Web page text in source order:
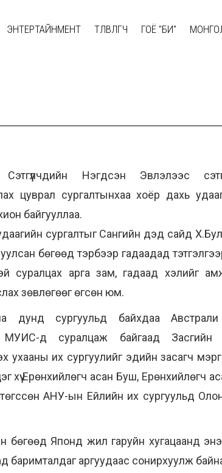
ЭНТЕРТАЙНМЕНТ ТӨЛӨВЛӨГЧ ГОЁ "БИ"
Нэгдсэн Эвлэлээс
цуврал сургалтынхаа хоёр дахь
байгууллаа.
сургалтыг Сангийн дэд сайд
бөгөөд тэрбээр гадаадад
суралцах арга зам, гадаад хэлийг
зөвлөгөөг өгсөн юм.
дунд сургуульд байхдаа
МУИС-д суралцаж байгаад Засгийн
их сургуулийг эдийн засагч
Ерөнхийлөгч асан Буш, Ерөнхийлөгч
АНУ-ын Ейлийн их сургуульд
Японд жил гаруйн хугацаанд
баримталдаг аргуудаас сонирхуулж